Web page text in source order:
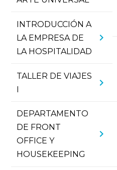
INTRODUCCIÓN A
LA EMPRESA DE
LA HOSPITALIDAD
chevron_right
TALLER DE VIAJES
I
chevron_right
DEPARTAMENTO
DE FRONT
OFFICE Y
HOUSEKEEPING
chevron_right